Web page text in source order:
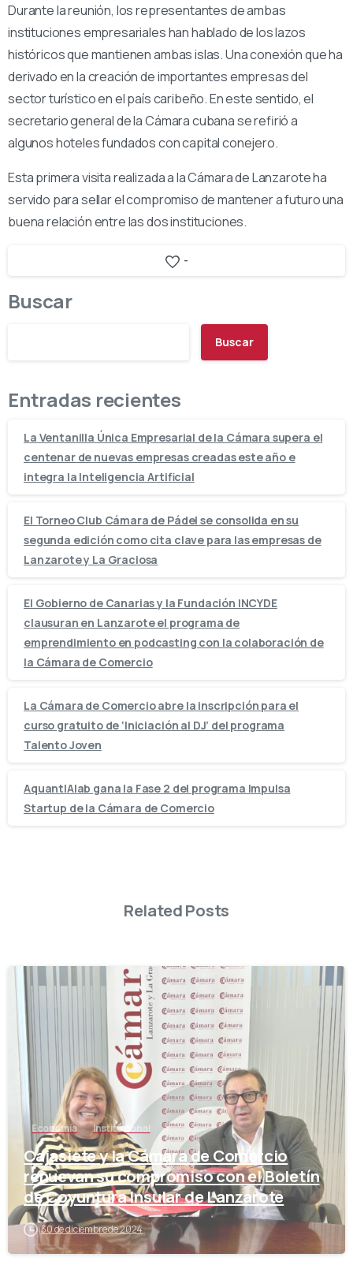
Durante la reunión, los representantes de ambas
instituciones empresariales han hablado de los lazos
históricos que mantienen ambas islas. Una conexión que ha
derivado en la creación de importantes empresas del
sector turístico en el país caribeño. En este sentido, el
secretario general de la Cámara cubana se refirió a
algunos hoteles fundados con capital conejero.
Esta primera visita realizada a la Cámara de Lanzarote ha
servido para sellar el compromiso de mantener a futuro una
buena relación entre las dos instituciones.
-
Buscar
Buscar
Entradas recientes
La Ventanilla Única Empresarial de la Cámara supera el
centenar de nuevas empresas creadas este año e
integra la Inteligencia Artificial
El Torneo Club Cámara de Pádel se consolida en su
segunda edición como cita clave para las empresas de
Lanzarote y La Graciosa
El Gobierno de Canarias y la Fundación INCYDE
clausuran en Lanzarote el programa de
emprendimiento en podcasting con la colaboración de
la Cámara de Comercio
La Cámara de Comercio abre la inscripción para el
curso gratuito de ‘Iniciación al DJ’ del programa
Talento Joven
AquantIAlab gana la Fase 2 del programa Impulsa
Startup de la Cámara de Comercio
Related Posts
Economía Institucional
Cajasiete y la Cámara de Comercio
renuevan su compromiso con el Boletín
de Coyuntura Insular de Lanzarote
30 de diciembre de 2024